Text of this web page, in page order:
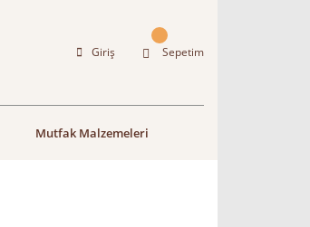
Giriş Sepetim
Mutfak Malzemeleri